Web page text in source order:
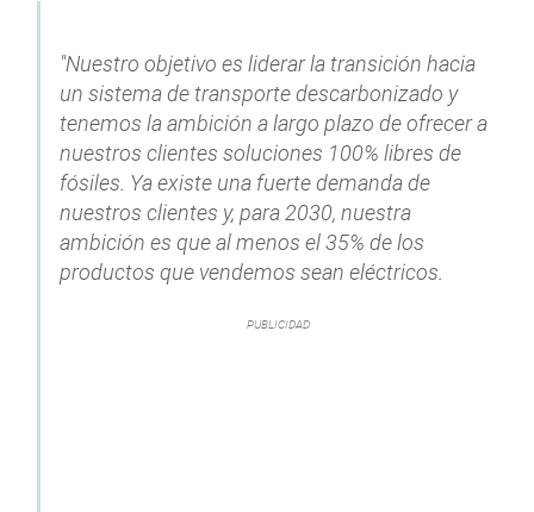
"Nuestro objetivo es liderar la transición hacia
un sistema de transporte descarbonizado y
tenemos la ambición a largo plazo de ofrecer a
nuestros clientes soluciones 100% libres de
fósiles. Ya existe una fuerte demanda de
nuestros clientes y, para 2030, nuestra
ambición es que al menos el 35% de los
productos que vendemos sean eléctricos.